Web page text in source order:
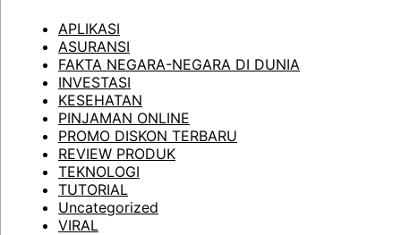
APLIKASI
ASURANSI
FAKTA NEGARA-NEGARA DI DUNIA
INVESTASI
KESEHATAN
PINJAMAN ONLINE
PROMO DISKON TERBARU
REVIEW PRODUK
TEKNOLOGI
TUTORIAL
Uncategorized
VIRAL